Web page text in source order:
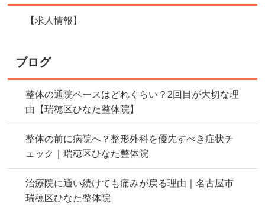
【求人情報】
ブログ
整体の通院ペースはどれくらい？2回目が大切な理
由【瑞穂区ひなた整体院】
整体の前に病院へ？整形外科を優先すべき症状チ
ェック｜瑞穂区ひなた整体院
治療院に通い続けても痛みが戻る理由｜名古屋市
瑞穂区ひなた整体院